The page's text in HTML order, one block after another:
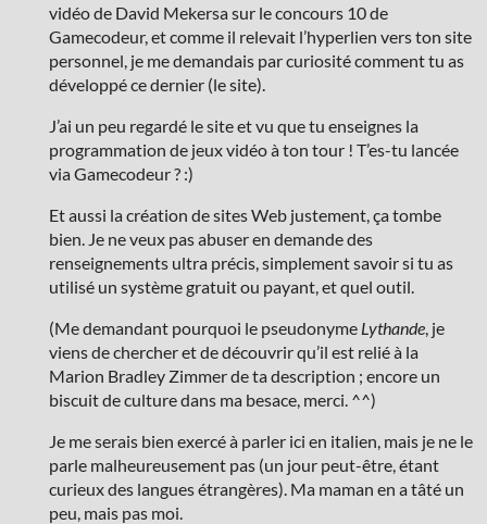
vidéo de David Mekersa sur le concours 10 de
Gamecodeur, et comme il relevait l’hyperlien vers ton site
personnel, je me demandais par curiosité comment tu as
développé ce dernier (le site).
J’ai un peu regardé le site et vu que tu enseignes la
programmation de jeux vidéo à ton tour ! T’es-tu lancée
via Gamecodeur ? :)
Et aussi la création de sites Web justement, ça tombe
bien. Je ne veux pas abuser en demande des
renseignements ultra précis, simplement savoir si tu as
utilisé un système gratuit ou payant, et quel outil.
(Me demandant pourquoi le pseudonyme Lythande, je
viens de chercher et de découvrir qu’il est relié à la
Marion Bradley Zimmer de ta description ; encore un
biscuit de culture dans ma besace, merci. ^^)
Je me serais bien exercé à parler ici en italien, mais je ne le
parle malheureusement pas (un jour peut-être, étant
curieux des langues étrangères). Ma maman en a tâté un
peu, mais pas moi.